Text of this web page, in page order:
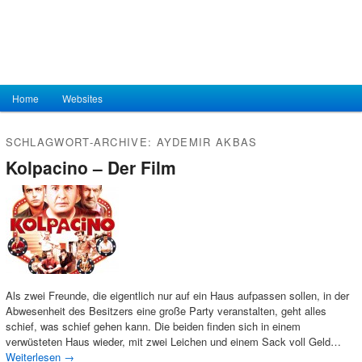
Hauptmenü
Zum Inhalt wechseln
Zum sekundären Inhalt wechseln
Home Websites
SCHLAGWORT-ARCHIVE: AYDEMIR AKBAS
Kolpacino – Der Film
Als zwei Freunde, die eigentlich nur auf ein Haus aufpassen sollen, in der
Abwesenheit des Besitzers eine große Party veranstalten, geht alles
schief, was schief gehen kann. Die beiden finden sich in einem
verwüsteten Haus wieder, mit zwei Leichen und einem Sack voll Geld…
Weiterlesen →